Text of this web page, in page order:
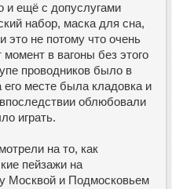
и ещё с допуслугами
набор, маска для сна,
это не потому что очень
в вагоны без этого
проводников было в
месте была кладовка и
облюбовали
играть.
на то, как
пейзажи на
Москвой и Подмосковьем